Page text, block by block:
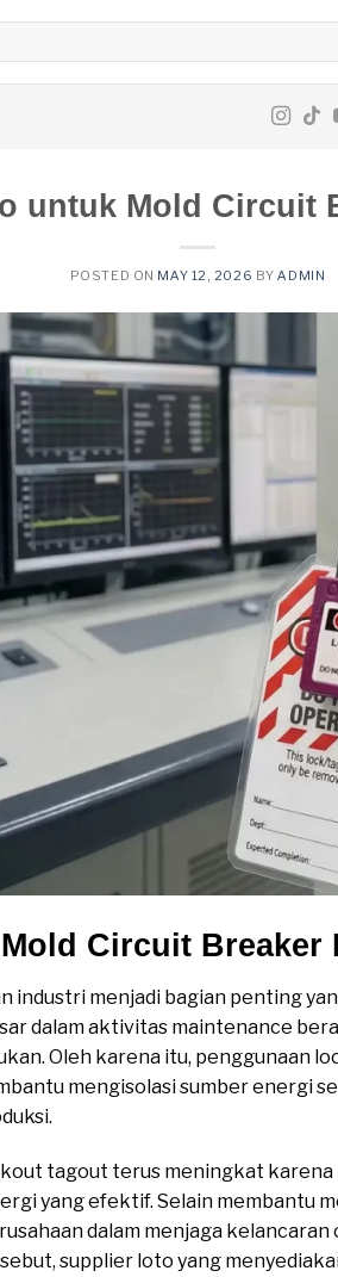
untuk Mold Circuit
POSTED ON MAY 12, 2026 BYADMIN
Circuit Breaker
industri menjadi bagian penting
dalam aktivitas maintenance
Oleh karena itu, penggunaan
mengisolasi sumber energi
tagout terus meningkat karena
yang efektif. Selain membantu
dalam menjaga
supplier loto yang